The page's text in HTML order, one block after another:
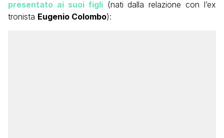
presentato ai suoi figli(nati dalla relazione con l’ex
tronista Eugenio Colombo):